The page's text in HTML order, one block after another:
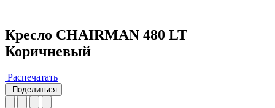
Кресло CHAIRMAN 480 LT
Коричневый
Распечатать
Поделиться